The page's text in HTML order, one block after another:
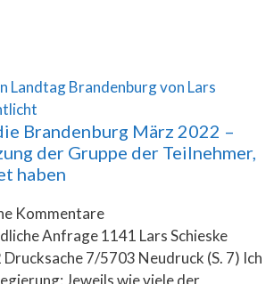
Brandenburg März 2022 –
der Gruppe der Teilnehmer,
haben
Kommentare
Anfrage 1141 Lars Schieske
7/5703 Neudruck (S. 7) Ich
Jeweils wie viele der